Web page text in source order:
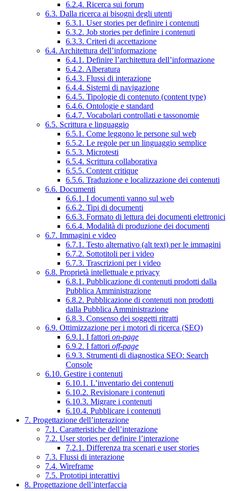
6.2.4. Ricerca sui forum
6.3. Dalla ricerca ai bisogni degli utenti
6.3.1. User stories per definire i contenuti
6.3.2. Job stories per definire i contenuti
6.3.3. Criteri di accettazione
6.4. Architettura dell’informazione
6.4.1. Definire l’architettura dell’informazione
6.4.2. Alberatura
6.4.3. Flussi di interazione
6.4.4. Sistemi di navigazione
6.4.5. Tipologie di contenuto (content type)
6.4.6. Ontologie e standard
6.4.7. Vocabolari controllati e tassonomie
6.5. Scrittura e linguaggio
6.5.1. Come leggono le persone sul web
6.5.2. Le regole per un linguaggio semplice
6.5.3. Microtesti
6.5.4. Scrittura collaborativa
6.5.5. Content critique
6.5.6. Traduzione e localizzazione dei contenuti
6.6. Documenti
6.6.1. I documenti vanno sul web
6.6.2. Tipi di documenti
6.6.3. Formato di lettura dei documenti elettronici
6.6.4. Modalità di produzione dei documenti
6.7. Immagini e video
6.7.1. Testo alternativo (alt text) per le immagini
6.7.2. Sottotitoli per i video
6.7.3. Trascrizioni per i video
6.8. Proprietà intellettuale e privacy
6.8.1. Pubblicazione di contenuti prodotti dalla
Pubblica Amministrazione
6.8.2. Pubblicazione di contenuti non prodotti
dalla Pubblica Amministrazione
6.8.3. Consenso dei soggetti ritratti
6.9. Ottimizzazione per i motori di ricerca (SEO)
6.9.1. I fattori on-page
6.9.2. I fattori off-page
6.9.3. Strumenti di diagnostica SEO: Search
Console
6.10. Gestire i contenuti
6.10.1. L’inventario dei contenuti
6.10.2. Revisionare i contenuti
6.10.3. Migrare i contenuti
6.10.4. Pubblicare i contenuti
7. Progettazione dell’interazione
7.1. Caratteristiche dell’interazione
7.2. User stories per definire l’interazione
7.2.1. Differenza tra scenari e user stories
7.3. Flussi di interazione
7.4. Wireframe
7.5. Prototipi interattivi
8. Progettazione dell’interfaccia